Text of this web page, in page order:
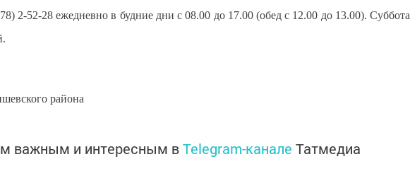
2-52-28 ежедневно в будние дни с 08.00 до 17.00 (обед с 12.00 до 13.00).
района
важным и интересным вTelegram-канале Татмедиа